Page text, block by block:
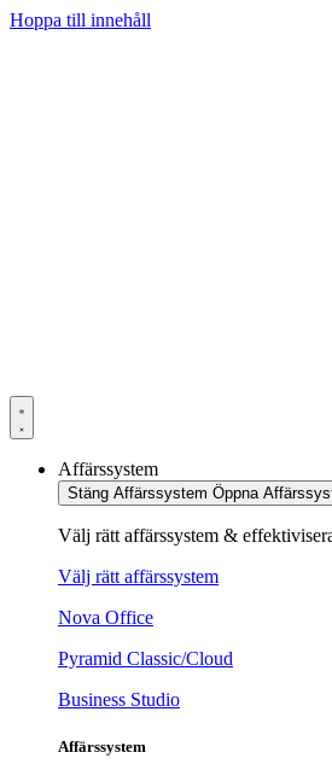
Hoppa till innehåll
Affärssystem
Stäng Affärssystem Öppna
Välj rätt affärssystem &
Välj rätt affärssystem
Nova Office
Pyramid Classic/Cloud
Business Studio
Affärssystem